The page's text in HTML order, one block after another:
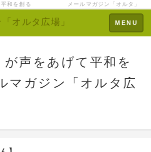
て平和を創る メールマガジン「オルタ」
Toggle
navigation
MENU
オルタ広場」
が声をあげて平和を
マガジン「オルタ広